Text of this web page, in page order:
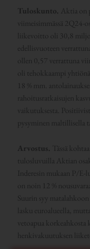
Tuloskunto. Aktia on
viimeisimmässä 2Q24-
liikevoitto oli 30,8
edellisvuoteen
ollen 0,57 verrattuna
oli tehokkaampi
18 % mm.
rahoitusratkaisujen
vaikutuksesta.
pysyminen maltillisella
Arvostus. Tässä
tulosluvuilla Aktian
Inderesin mukaan P/E-
on noin 12 %
Suurin syy
lasku euroalueella,
vetoapua korkeahkosta
henkivakuutuksen